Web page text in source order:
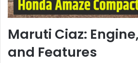
Maruti Ciaz:
and Features